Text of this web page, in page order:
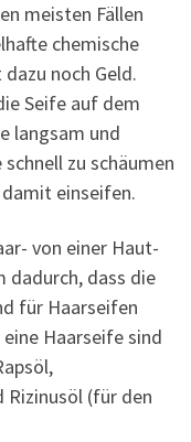
meisten Fällen
chemische
noch Geld.
Seife auf dem
langsam und
zu schäumen
einseifen.
von einer Haut-
dadurch, dass die
für Haarseifen
Haarseife sind
Rizinusöl (für den